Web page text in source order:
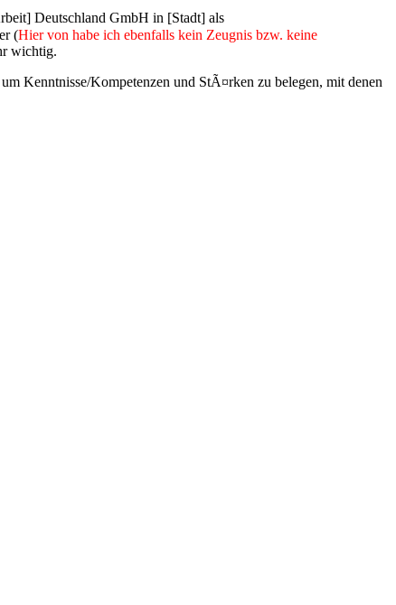
Deutschland GmbH in [Stadt] als
(Hier von habe ich ebenfalls kein Zeugnis bzw. keine
wichtig.
Kenntnisse/Kompetenzen und StÃ¤rken zu belegen, mit denen